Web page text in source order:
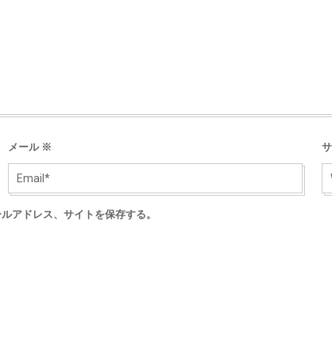
メール ※
アドレス、サイトを保存する。